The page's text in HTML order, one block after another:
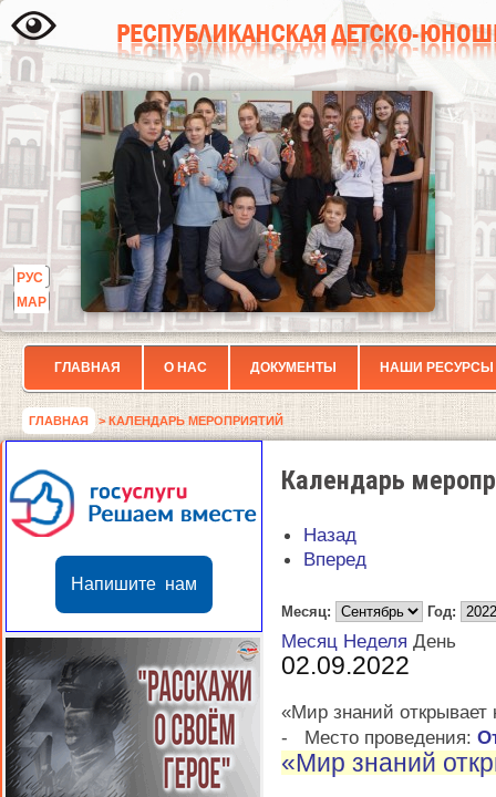
РУС
МАР
ГЛАВНАЯ О НАС ДОКУМЕНТЫ НАШИ РЕСУРСЫ
ГЛАВНАЯ > КАЛЕНДАРЬ МЕРОПРИЯТИЙ
Напишите нам
Календарь
Назад
Вперед
Месяц: Год:
Месяц Неделя День
02.09.2022
«Мир знаний открывает
-
Место проведения:
«Мир знаний